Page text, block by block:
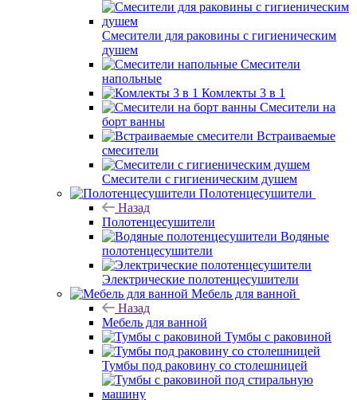
Смесители для раковины с гигиеническим
душем
Смесители
напольные
Комлекты 3 в 1
Смесители на
борт ванны
Встраиваемые
смесители
Смесители с гигиеническим душем
Полотенцесушители
Назад
Полотенцесушители
Водяные
полотенцесушители
Электрические полотенцесушители
Мебель для ванной
Назад
Мебель для ванной
Тумбы с раковиной
Тумбы под раковину со столешницей